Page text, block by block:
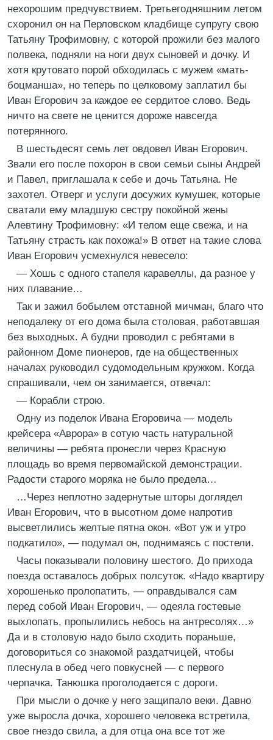
нехорошим предчувствием. Третьегодняшним летом
схоронил он на Перловском кладбище супругу свою
Татьяну Трофимовну, с которой прожили без малого
полвека, подняли на ноги двух сыновей и дочку. И
хотя крутовато порой обходилась с мужем «мать-
боцманша», но теперь по целковому заплатил бы
Иван Егорович за каждое ее сердитое слово. Ведь
ничто на свете не ценится дороже навсегда
потерянного.
В шестьдесят семь лет овдовел Иван Егорович.
Звали его после похорон в свои семьи сыны Андрей
и Павел, приглашала к себе и дочь Татьяна. Не
захотел. Отверг и услуги досужих кумушек, которые
сватали ему младшую сестру покойной жены
Алевтину Трофимовну: «И телом еще свежа, и на
Татьяну страсть как похожа!» В ответ на такие слова
Иван Егорович усмехнулся невесело:
— Хошь с одного стапеля каравеллы, да разное у
них плавание…
Так и зажил бобылем отставной мичман, благо что
неподалеку от его дома была столовая, работавшая
без выходных. А будни проводил с ребятами в
районном Доме пионеров, где на общественных
началах руководил судомодельным кружком. Когда
спрашивали, чем он занимается, отвечал:
— Корабли строю.
Одну из поделок Ивана Егоровича — модель
крейсера «Аврора» в сотую часть натуральной
величины — ребята пронесли через Красную
площадь во время первомайской демонстрации.
Радости старого моряка не было предела…
…Через неплотно задернутые шторы доглядел
Иван Егорович, что в высотном доме напротив
высветлились желтые пятна окон. «Вот уж и утро
подкатило», — подумал он, поднимаясь с постели.
Часы показывали половину шестого. До прихода
поезда оставалось добрых полсуток. «Надо квартиру
хорошенько пролопатить, — оправдывался сам
перед собой Иван Егорович, — одеяла гостевые
выхлопать, пропылились небось на антресолях…»
Да и в столовую надо было сходить пораньше,
договориться со знакомой раздатчицей, чтобы
плеснула в обед чего повкусней — с первого
черпачка. Танюшка проголодается с дороги.
При мысли о дочке у него защипало веки. Давно
уже выросла дочка, хорошего человека встретила,
свое гнездо свила, а для отца она все тот же